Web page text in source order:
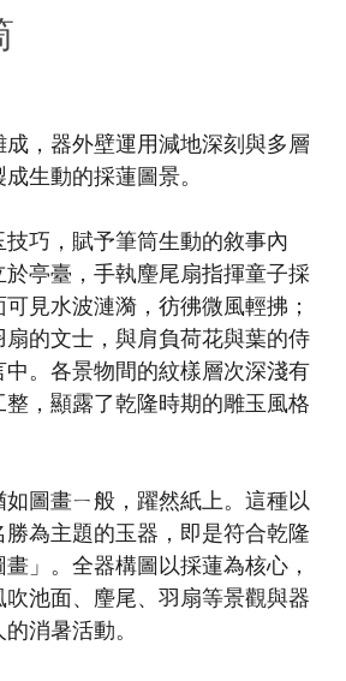
，器外壁運用減地深刻與多層
生動的採蓮圖景。
巧，賦予筆筒生動的敘事內
亭臺，手執麈尾扇指揮童子採
見水波漣漪，彷彿微風輕拂；
的文士，與肩負荷花與葉的侍
。各景物間的紋樣層次深淺有
，顯露了乾隆時期的雕玉風格
圖畫ㄧ般，躍然紙上。這種以
為主題的玉器，即是符合乾隆
」。全器構圖以採蓮為核心，
池面、麈尾、羽扇等景觀與器
消暑活動。